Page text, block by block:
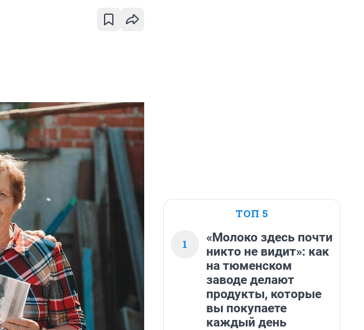
ТОП 5
1
«Молоко здесь почти
никто не видит»: как
на тюменском
заводе делают
продукты, которые
вы покупаете
каждый день